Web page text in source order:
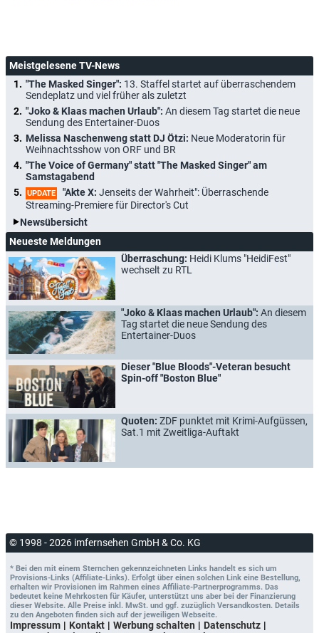
Meistgelesene TV-News
"The Masked Singer": 13. Staffel startet auf überraschendem
Sendeplatz und viel früher als zuletzt
"Joko & Klaas machen Urlaub": An diesem Tag startet die neue
Sendung des Entertainer-Duos
Melissa Naschenweng statt DJ Ötzi: Neue Moderatorin für
Weihnachtsshow von ORF und BR
"The Voice of Germany" statt "The Masked Singer" am
Samstagabend
UPDATE "Akte X: Jenseits der Wahrheit": Überraschende
Streaming-Premiere für Director's Cut
Newsübersicht
Neueste Meldungen
Überraschung: Heidi Klums "HeidiFest"
wechselt zu RTL
"Joko & Klaas machen Urlaub": An diesem
Tag startet die neue Sendung des
Entertainer-Duos
Dieser "Blue Bloods"-Veteran besucht
Spin-off "Boston Blue"
Quoten: ZDF punktet mit Krimi-Aufgüssen,
Sat.1 mit Zweitliga-Auftakt
© 1998 - 2026 imfernsehen GmbH & Co. KG
* Bei den mit einem Sternchen gekennzeichneten Links handelt es sich um
Provisions-Links (Affiliate-Links). Erfolgt über einen solchen Link eine Bestellung,
erhalten wir Provisionen im Rahmen eines Affiliate-Partnerprogramms. Das
bedeutet keine Mehrkosten für Käufer, unterstützt uns aber bei der Finanzierung
dieser Website. Alle Preise inkl. MwSt. und ggf. zuzüglich Versandkosten. Details
zu den Angeboten finden sich auf der jeweiligen Webseite.
Impressum Kontakt Werbung schalten
Datenschutz